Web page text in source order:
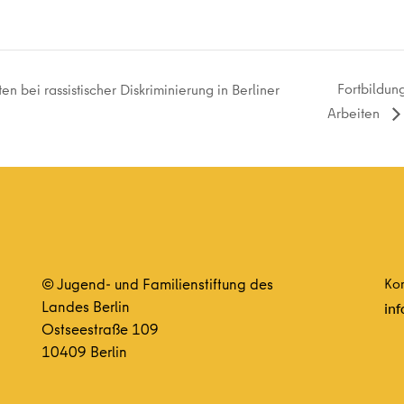
bei rassistischer Diskriminierung in Berliner
Arbeiten
© Jugend- und Familienstiftung des
Landes Berlin
Ostseestraße 109
10409 Berlin